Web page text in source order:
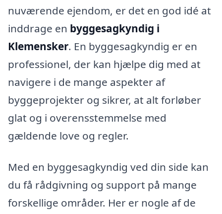
nuværende ejendom, er det en god idé at
inddrage en byggesagkyndig i
Klemensker. En byggesagkyndig er en
professionel, der kan hjælpe dig med at
navigere i de mange aspekter af
byggeprojekter og sikrer, at alt forløber
glat og i overensstemmelse med
gældende love og regler.
Med en byggesagkyndig ved din side kan
du få rådgivning og support på mange
forskellige områder. Her er nogle af de